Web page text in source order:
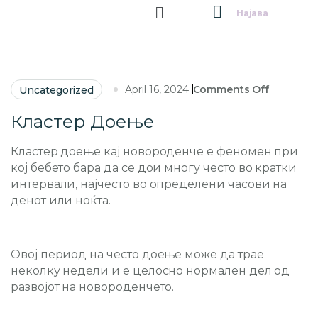
Најава
Uncategorized April 16, 2024 Comments Off
Кластер Доење
Кластер доење кај новороденче е феномен при
кој бебето бара да се дои многу често во кратки
интервали, најчесто во определени часови на
денот или ноќта.
Овој период на често доење може да трае
неколку недели и е целосно нормален дел од
развојот на новороденчето.